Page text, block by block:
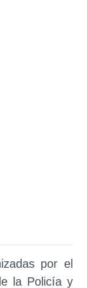
por el
la Policía y